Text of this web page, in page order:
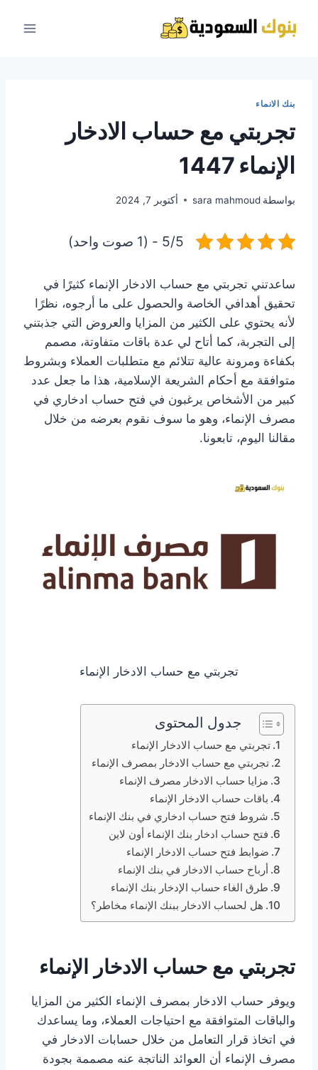
بنك الانماء
تجربتي مع حساب الادخار
الإنماء 1447
بواسطة sara mahmoud أكتوبر 7, 2024
5/5 - (1 صوت واحد)
ساعدتني تجربتي مع حساب الادخار الإنماء كثيرًا في
تحقيق أهدافي الخاصة والحصول على ما أرجوه، نظرًا
لأنه يحتوي على الكثير من المزايا والعروض التي جذبتني
إلى التجربة، كما أتاح لي عدة باقات متفاوتة، مصمم
بكفاءة ومرونة عالية تتلائم مع متطلبات العملاء وبشروط
متوافقة مع أحكام الشريعة الإسلامية، هذا ما جعل عدد
كبير من الأشخاص يرغبون في فتح حساب ادخاري في
مصرف الإنماء، وهو ما سوف نقوم بعرضه من خلال
مقالنا اليوم، تابعونا.
تجربتي مع حساب الادخار الإنماء
جدول المحتوى
تجربتي مع حساب الادخار الإنماء
تجربتي مع حساب الادخار بمصرف الإنماء
مزايا حساب الادخار مصرف الإنماء
باقات حساب الادخار الإنماء
شروط فتح حساب ادخاري في بنك الإنماء
فتح حساب ادخار بنك الإنماء أون لاين
ضوابط فتح حساب الادخار الإنماء
أرباح حساب الادخار في بنك الإنماء
طرق الغاء حساب الإدخار بنك الإنماء
هل لحساب الادخار ببنك الإنماء مخاطر؟
تجربتي مع حساب الادخار الإنماء
ويوفر حساب الادخار بمصرف الإنماء الكثير من المزايا
والباقات المتوافقة مع احتياجات العملاء، وما يساعدك
في اتخاذ قرار التعامل من خلال حسابات الادخار في
مصرف الإنماء أن العوائد الناتجة عنه مصممة بجودة